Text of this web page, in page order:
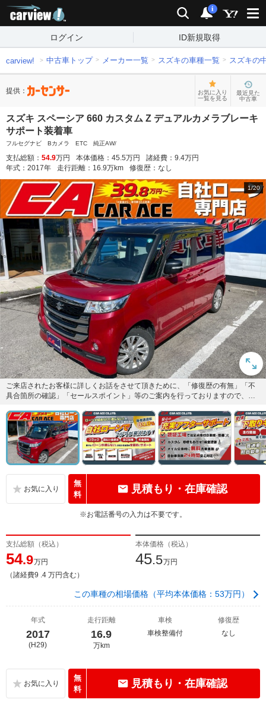
検索 通知
i
ログイン ID新規取得
carview! 中古車トップ メーカー一覧 スズキの車種一覧 スズキの
提供：
お気に入り
一覧を見る
最近見た
中古車
スズキ スペーシア 660 カスタム Z デュアルカメラブレーキ
サポート装着車
フルセグナビ Bカメラ ETC 純正AW/
支払総額： 54.9万円 本体価格： 45.5万円 諸経費： 9.4万円
年式： 2017年 走行距離： 16.9万km 修復歴： なし
1/20
ご来店されたお客様に詳しくお話をさせて頂きために、「修復歴の有無」「不
具合箇所の確認」「セールスポイント」等のご案内を行っておりますので、よ
無
料
見積もり・在庫確認
※お電話番号の入力は不要です。
支払総額（税込）
54.9万円
（諸経費9 .4 万円含む）
本体価格（税込）
45.5万円
この車種の相場価格（平均本体価格：53万円）
年式
2017
(H29)
走行距離
16.9
万km
車検
車検整備付
修復歴
なし
無
料
見積もり・在庫確認